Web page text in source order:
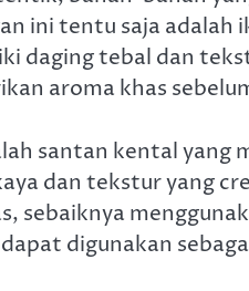
ini tentu saja adalah
daging tebal dan
aroma khas
santan kental yang
dan tekstur yang
sebaiknya
digunakan